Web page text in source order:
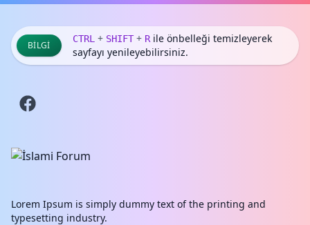
BILGI
CTRL + SHIFT + Rile önbelleği temizleyerek
sayfayı yenileyebilirsiniz.
Lorem Ipsum is simply dummy text of the printing and
typesetting industry.